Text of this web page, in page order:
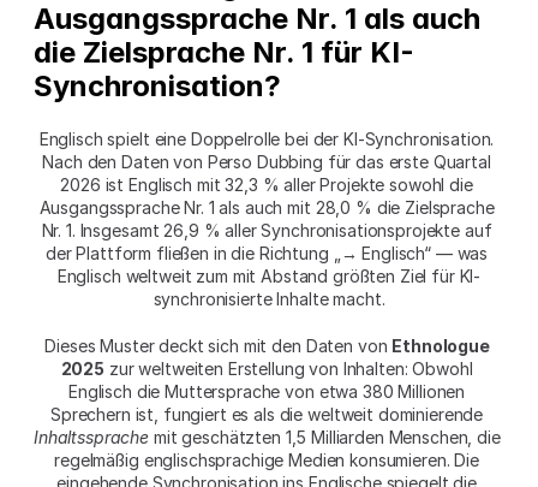
Ausgangssprache Nr. 1 als auch
die Zielsprache Nr. 1 für KI-
Synchronisation?
Englisch spielt eine Doppelrolle bei der KI-Synchronisation.
Nach den Daten von Perso Dubbing für das erste Quartal
2026 ist Englisch mit 32,3 % aller Projekte sowohl die
Ausgangssprache Nr. 1 als auch mit 28,0 % die Zielsprache
Nr. 1. Insgesamt 26,9 % aller Synchronisationsprojekte auf
der Plattform fließen in die Richtung „→ Englisch“ — was
Englisch weltweit zum mit Abstand größten Ziel für KI-
synchronisierte Inhalte macht.
Dieses Muster deckt sich mit den Daten von Ethnologue
2025 zur weltweiten Erstellung von Inhalten: Obwohl
Englisch die Muttersprache von etwa 380 Millionen
Inhaltssprache mit geschätzten 1,5 Milliarden Menschen, die
regelmäßig englischsprachige Medien konsumieren. Die
eingehende Synchronisation ins Englische spiegelt die